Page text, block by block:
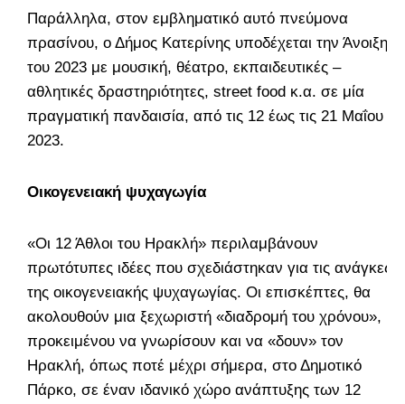
Παράλληλα, στον εμβληματικό αυτό πνεύμονα
πρασίνου, ο Δήμος Κατερίνης υποδέχεται την Άνοιξη
του 2023 με μουσική, θέατρο, εκπαιδευτικές –
αθλητικές δραστηριότητες, street food κ.α. σε μία
πραγματική πανδαισία, από τις 12 έως τις 21 Μαΐου
2023.
Οικογενειακή ψυχαγωγία
«Οι 12 Άθλοι του Ηρακλή» περιλαμβάνουν
πρωτότυπες ιδέες που σχεδιάστηκαν για τις ανάγκες
της οικογενειακής ψυχαγωγίας. Οι επισκέπτες, θα
ακολουθούν μια ξεχωριστή «διαδρομή του χρόνου»,
προκειμένου να γνωρίσουν και να «δουν» τον
Ηρακλή, όπως ποτέ μέχρι σήμερα, στο Δημοτικό
Πάρκο, σε έναν ιδανικό χώρο ανάπτυξης των 12